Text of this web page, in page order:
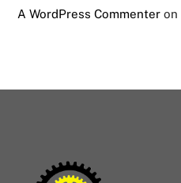
A WordPress Commenter on